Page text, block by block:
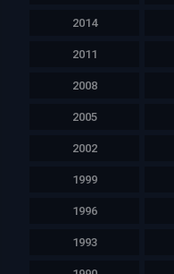
2014
2011
2008
2005
2002
1999
1996
1993